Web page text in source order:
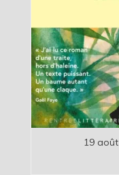
19 août